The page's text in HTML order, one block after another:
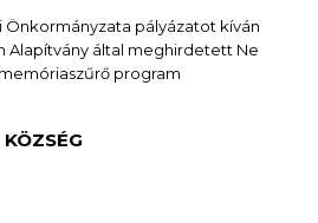
Önkormányzata pályázatot kíván
Alapítvány által meghirdetett Ne
program